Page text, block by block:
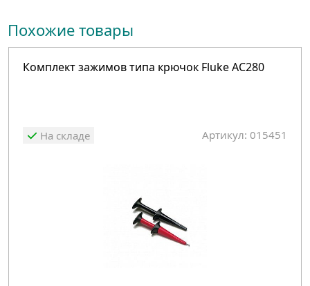
Похожие товары
Комплект зажимов типа крючок Fluke AC280
На складе Артикул: 015451